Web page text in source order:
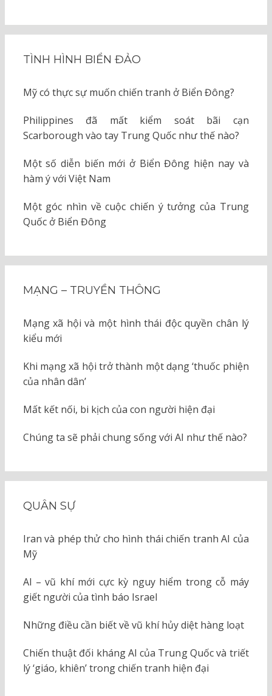
TÌNH HÌNH BIỂN ĐẢO
Mỹ có thực sự muốn chiến tranh ở Biển Đông?
Philippines đã mất kiểm soát bãi cạn
Scarborough vào tay Trung Quốc như thế nào?
Một số diễn biến mới ở Biển Đông hiện nay và
hàm ý với Việt Nam
Một góc nhìn về cuộc chiến ý tưởng của Trung
Quốc ở Biển Đông
MẠNG – TRUYỀN THÔNG
Mạng xã hội và một hình thái độc quyền chân lý
kiểu mới
Khi mạng xã hội trở thành một dạng ‘thuốc phiện
của nhân dân’
Mất kết nối, bi kịch của con người hiện đại
Chúng ta sẽ phải chung sống với AI như thế nào?
QUÂN SỰ
Iran và phép thử cho hình thái chiến tranh AI của
Mỹ
AI – vũ khí mới cực kỳ nguy hiểm trong cỗ máy
giết người của tình báo Israel
Những điều cần biết về vũ khí hủy diệt hàng loạt
Chiến thuật đối kháng AI của Trung Quốc và triết
lý ‘giáo, khiên’ trong chiến tranh hiện đại